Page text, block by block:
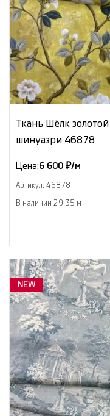
Ткань Шёлк
шинуазри 46878
Цена:6 600 ₽/м
Артикул: 46878
В наличии 29.35 м
NEW